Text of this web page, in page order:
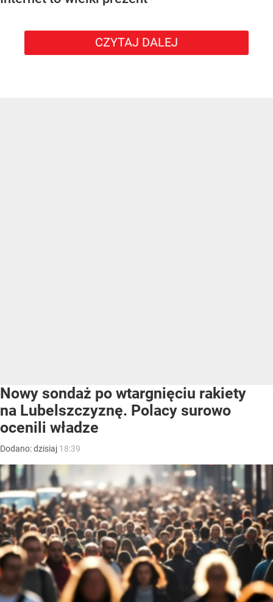
CZYTAJ DALEJ
Nowy sondaż po wtargnięciu rakiety
na Lubelszczyznę. Polacy surowo
ocenili władze
Dodano:dzisiaj 18:39